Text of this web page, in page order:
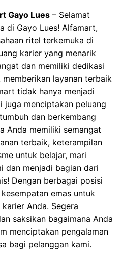
Gayo Lues – Selamat
di Gayo Lues! Alfamart,
ritel terkemuka di
karier yang menarik
dan memiliki dedikasi
layanan terbaik
tidak hanya menjadi
menciptakan peluang
dan berkembang
Anda memiliki semangat
terbaik, keterampilan
untuk belajar, mari
dan menjadi bagian dari
Dengan berbagai posisi
emas untuk
Anda. Segera
saksikan bagaimana Anda
menciptakan pengalaman
bagi pelanggan kami.